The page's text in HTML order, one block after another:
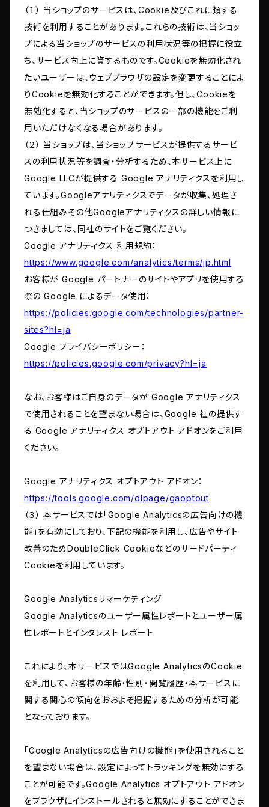
（１） 当ショップのサービスは、Cookie及びこれに類する
技術を利用することがあります。これらの技術は、当ショッ
プによる当ショップのサービスの利用状況等の把握に役立
ち、サービス向上に資するものです。Cookieを無効化され
たいユーザーは、ウェブブラウザの設定を変更することによ
りCookieを無効化することができます。但し、Cookieを
無効化すると、当ショップのサービスの一部の機能をご利
用いただけなくなる場合があります。
（２） 当ショップは、当ショップサービスが提供するサービ
スの利用状況等を調査・分析するため、本サービス上に
Google LLCが提供する Google アナリティクスを利用し
ています。Googleアナリティクスでデータが収集、処理さ
れる仕組みその他Googleアナリティクスの詳しい情報に
つきましては、同社のサイトをご覧ください。
Google アナリティクス 利用規約：
https://www.google.com/analytics/terms/jp.html
お客様が Google パートナーのサイトやアプリを使用する
際の Google によるデータ使用：
https://policies.google.com/technologies/partner-
sites?hl=ja
Google プライバシーポリシー：
https://policies.google.com/privacy?hl=ja
なお、お客様はご自身のデータが Google アナリティクス
で使用されることを望まない場合は、Google 社の提供す
る Google アナリティクス オプトアウト アドオンをご利用
ください。
Google アナリティクス オプトアウト アドオン：
https://tools.google.com/dlpage/gaoptout
（３） 本サービスでは「Google Analyticsの広告向けの機
能」を有効にしており、下記の機能を利用し、広告やサイト
改善のためDoubleClick Cookieなどのサードパーティ
Cookieを利用しています。
Google Analyticsリマーケティング
Google Analyticsのユーザー属性レポートとユーザー属
性レポートとインタレスト レポート
これにより、本サービスではGoogle AnalyticsのCookie
を利用して、お客様の年齢・性別・閲覧履歴・本サービスに
関する関心の傾向をおおよそ把握するための分析が可能
となっております。
「Google Analyticsの広告向けの機能」を使用されること
を望まない場合は、設定によってトラッキングを無効にする
ことが可能です。Google Analytics オプトアウト アドオン
をブラウザにインストールされると無効にすることができま